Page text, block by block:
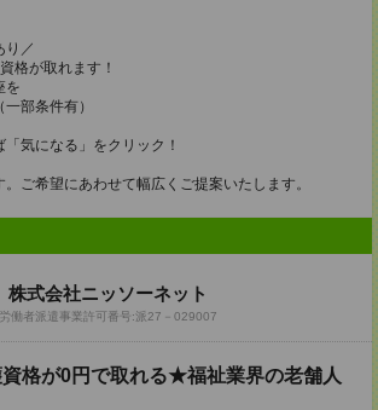
り／
格が取れます！
を
部条件有）
気になる」をクリック！
ご希望にあわせて幅広くご提案いたします。
株式会社ニッソーネット
労働者派遣事業許可番号:派27－029007
格が0円で取れる★福祉業界の老舗人